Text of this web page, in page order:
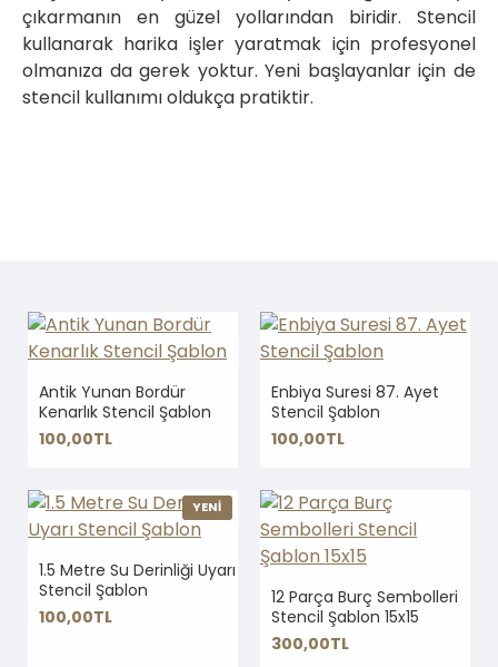
çıkarmanın en güzel yollarından biridir. Stencil
kullanarak harika işler yaratmak için profesyonel
olmanıza da gerek yoktur. Yeni başlayanlar için de
stencil kullanımı oldukça pratiktir.
Antik Yunan Bordür
Kenarlık Stencil Şablon
100,00TL
Enbiya Suresi 87. Ayet
Stencil Şablon
100,00TL
YENİ
1.5 Metre Su Derinliği Uyarı
Stencil Şablon
100,00TL
12 Parça Burç Sembolleri
Stencil Şablon 15x15
300,00TL